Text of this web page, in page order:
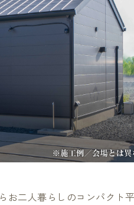
お二人暮らしのコンパクト